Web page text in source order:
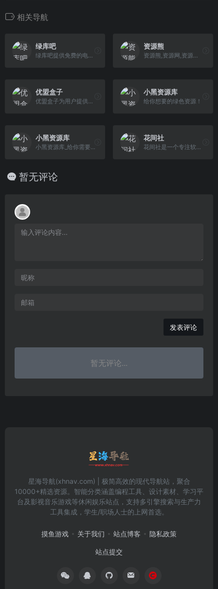
相关导航
绿库吧
绿库吧提供免费的电脑软件下载、APP软件下载、手机应用下载、Mac苹果软件下载，本站全力打造一个安全、快速、绿色、无病毒的软件和软件下载平台。
资源熊
资源熊,资源网,资源共享,绿色软件,免费游戏,活动线报,网站源码,网络课程,油猴脚本,浏览器插件
优盟盒子
优盟盒子为用户提供最新的原创技术教程,还有电脑技巧以及其他日常信息 游戏资讯等 让我们的生活更加精彩有乐趣
小黑资源库
给你想要的绿色资源！
小黑资源库
小黑资源库_给你需要的绿色资源
花间社
花间社是一个专注软件、教程、游戏、源码等各种热门互联网资源分享的平台。每天由花间和六月持续精选更新优秀软件、电脑技术、经验教程、IT科技资讯。热爱分享，热爱互联网，热爱 花间六月！
暂无评论
发表评论
暂无评论...
星海导航(xhnav.com) | 极简高效的现代导航站，聚合
10000+精选资源。智能分类涵盖编程工具、设计素材、学习平
台及影视音乐游戏等休闲娱乐站点，支持多引擎搜索与生产力
工具集成，学生/职场人士的上网首选。
摸鱼游戏 关于我们 站点博客 隐私政策
站点提交